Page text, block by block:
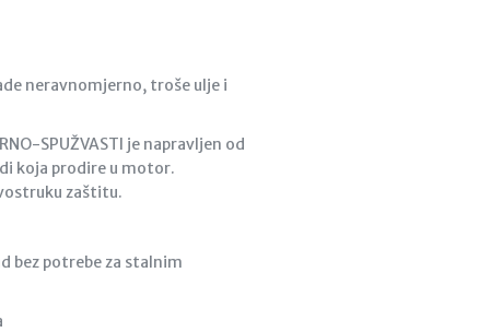
neravnomjerno, troše ulje i
SPUŽVASTI je napravljen od
koja prodire u motor.
zaštitu.
bez potrebe za stalnim